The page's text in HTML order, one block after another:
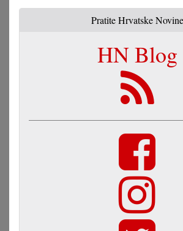
Pratite Hrvatske Novine
HN Blog